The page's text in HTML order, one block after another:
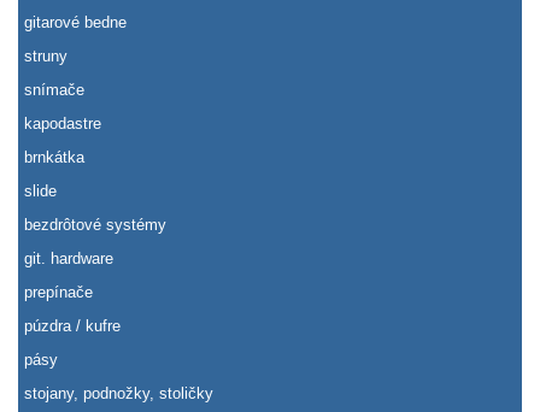
gitarové bedne
struny
snímače
kapodastre
brnkátka
slide
bezdrôtové systémy
git. hardware
prepínače
púzdra / kufre
pásy
stojany, podnožky, stoličky